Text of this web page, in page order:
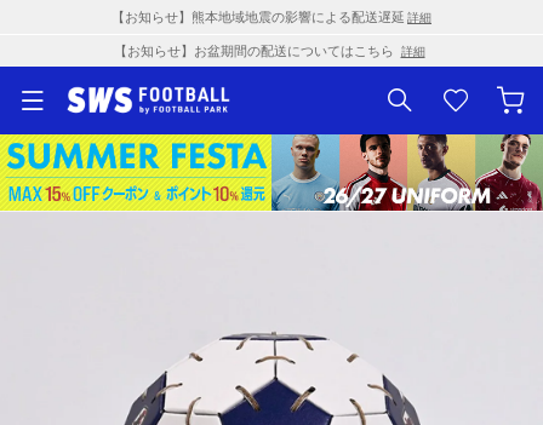
【お知らせ】熊本地域地震の影響による配送遅延 詳細
【お知らせ】お盆期間の配送についてはこちら 詳細